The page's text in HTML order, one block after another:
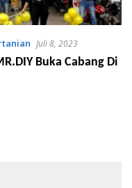
Juli 8, 2023
Buka Cabang Di